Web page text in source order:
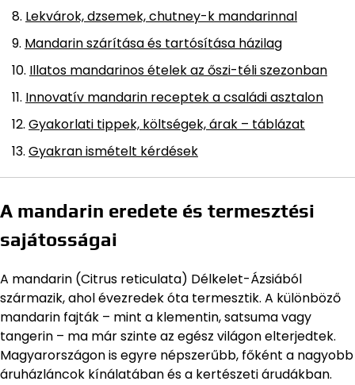
Lekvárok, dzsemek, chutney-k mandarinnal
Mandarin szárítása és tartósítása házilag
Illatos mandarinos ételek az őszi-téli szezonban
Innovatív mandarin receptek a családi asztalon
Gyakorlati tippek, költségek, árak – táblázat
Gyakran ismételt kérdések
A mandarin eredete és termesztési
sajátosságai
A mandarin (Citrus reticulata) Délkelet-Ázsiából
származik, ahol évezredek óta termesztik. A különböző
mandarin fajták – mint a klementin, satsuma vagy
tangerin – ma már szinte az egész világon elterjedtek.
Magyarországon is egyre népszerűbb, főként a nagyobb
áruházláncok kínálatában és a kertészeti árudákban.